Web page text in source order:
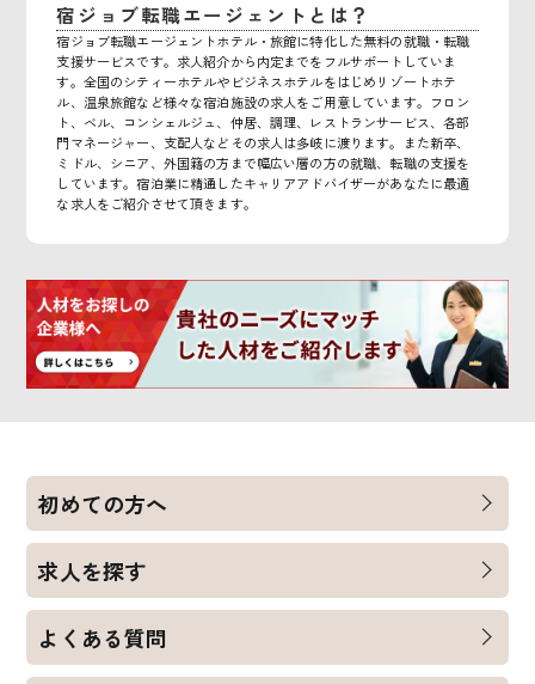
宿ジョブ転職エージェントとは？
宿ジョブ転職エージェントホテル・旅館に特化した無料の就職・転職
支援サービスです。求人紹介から内定までをフルサポートしていま
す。全国のシティーホテルやビジネスホテルをはじめリゾートホテ
ル、温泉旅館など様々な宿泊施設の求人をご用意しています。フロン
ト、ベル、コンシェルジュ、仲居、調理、レストランサービス、各部
門マネージャー、支配人などその求人は多岐に渡ります。また新卒、
ミドル、シニア、外国籍の方まで幅広い層の方の就職、転職の支援を
しています。宿泊業に精通したキャリアアドバイザーがあなたに最適
な求人をご紹介させて頂きます。
初めての方へ
求人を探す
よくある質問